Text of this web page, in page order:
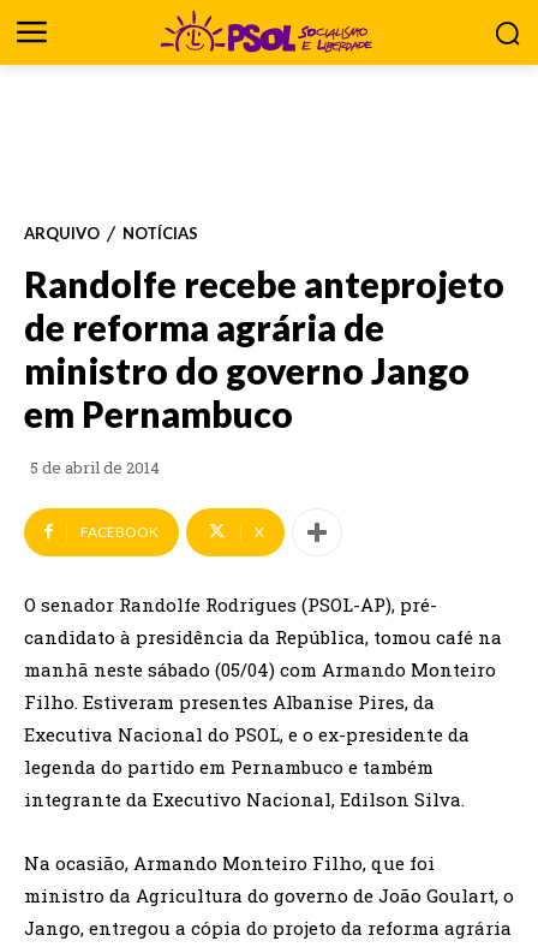
ARQUIVO NOTÍCIAS
Randolfe recebe anteprojeto
de reforma agrária de
ministro do governo Jango
em Pernambuco
5 de abril de 2014
FACEBOOK X
O senador Randolfe Rodrigues (PSOL-AP), pré-
candidato à presidência da República, tomou café na
manhã neste sábado (05/04) com Armando Monteiro
Filho. Estiveram presentes Albanise Pires, da
Executiva Nacional do PSOL, e o ex-presidente da
legenda do partido em Pernambuco e também
integrante da Executivo Nacional, Edilson Silva.
Na ocasião, Armando Monteiro Filho, que foi
ministro da Agricultura do governo de João Goulart, o
Jango, entregou a cópia do projeto da reforma agrária